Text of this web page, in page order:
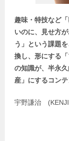
趣味・特技など
いのに、見せ方
う」という課題
換し、形にする
の知識が、半永
産」にするコン
宇野謙治